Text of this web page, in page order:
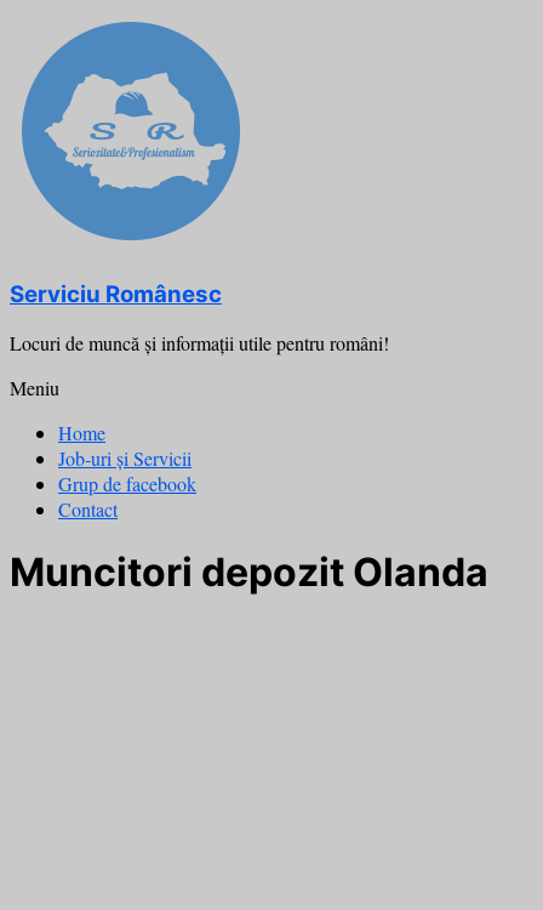
content
Serviciu Românesc
Locuri de muncă şi informații utile pentru români!
Meniu
Home
Job-uri și Servicii
Grup de facebook
Contact
Muncitori depozit Olanda